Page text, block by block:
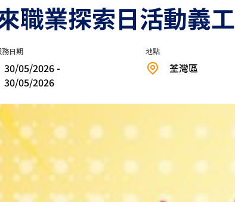
職業探索日活動義工
日期
30/05/2026 -
30/05/2026
地點
荃灣區